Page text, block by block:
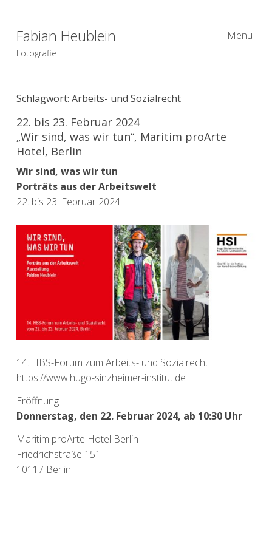
Fabian Heublein
Fotografie
Menü
Schlagwort: Arbeits- und Sozialrecht
22. bis 23. Februar 2024
„Wir sind, was wir tun“, Maritim proArte
Hotel, Berlin
Wir sind, was wir tun
Porträts aus der Arbeitswelt
22. bis 23. Februar 2024
14. HBS-Forum zum Arbeits- und Sozialrecht
https://www.hugo-sinzheimer-institut.de
Eröffnung
Donnerstag, den 22. Februar 2024, ab 10:30 Uhr
Maritim proArte Hotel Berlin
Friedrichstraße 151
10117 Berlin